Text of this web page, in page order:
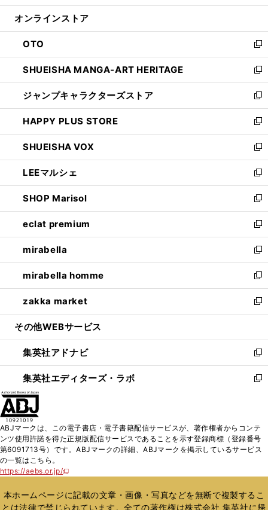
開
ン
ウ
で
開
く
ウ
ン
ド
ウ
で
開
く
オンラインストア
OTO
新
し
い
ウ
ィ
ン
ド
ウ
で
開
く
SHUEISHA MANGA-ART HERITAGE
新
し
い
ウ
ィ
ン
ド
ウ
で
開
く
ジャンプキャラクターズストア
新
し
い
ウ
ィ
ン
ド
ウ
で
開
く
HAPPY PLUS STORE
新
し
い
ウ
ィ
ン
ド
ウ
で
開
く
SHUEISHA VOX
新
し
い
ウ
ィ
ン
ド
ウ
で
開
く
LEEマルシェ
新
し
い
ウ
ィ
ン
ド
ウ
で
開
く
SHOP Marisol
新
し
い
ウ
ィ
ン
ド
ウ
で
開
eclat premium
新
し
い
ウ
ィ
ン
ド
ウ
開
く
mirabella
新
し
い
ウ
ィ
ン
ウ
で
開
く
mirabella homme
新
し
い
ウ
ン
ド
ウ
で
zakka market
新
し
ウ
ィ
ン
ド
く
その他WEBサービス
集英社アドナビ
新
し
い
ド
ウ
で
集英社エディターズ・ラボ
新
ィ
ン
ド
開
く
ABJマークは、この電子書店・電子書籍配信サービスが、著作権者からコンテ
ンツ使用許諾を得た正規版配信サービスであることを示す登録商標（登録番号
第6091713号）です。ABJマークの詳細、ABJマークを掲示しているサービス
の一覧はこちら。
https://aebs.or.jp/
新
い
ウ
本ホームページに記載の文章・画像・写真などを無断で複製するこ
とは法律で禁じられています。全ての著作権は株式会社 集英社に帰